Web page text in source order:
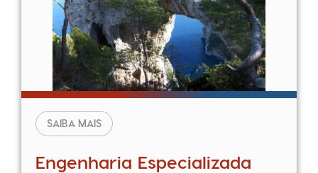
SAIBA MAIS
Engenharia Especializada